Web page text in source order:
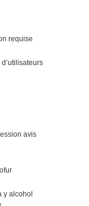
requise
avis
y alcohol